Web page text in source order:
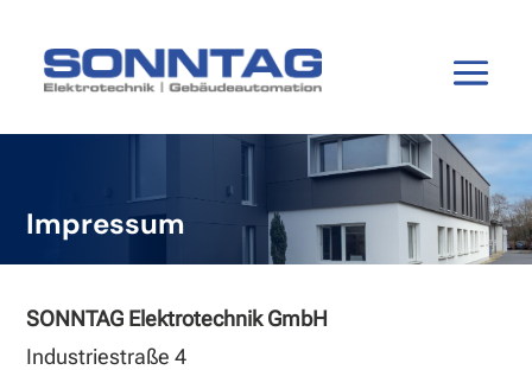
Impressum
SONNTAG Elektrotechnik GmbH
Industriestraße 4